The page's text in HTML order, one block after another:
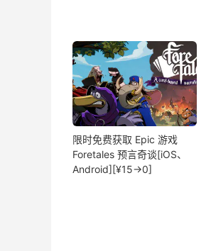
限时免费获取 Epic 游戏
Foretales 预言奇谈[iOS、
Android][¥15→0]